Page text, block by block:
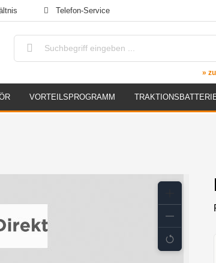
Telefon-Service
»
VORTEILSPROGRAMM